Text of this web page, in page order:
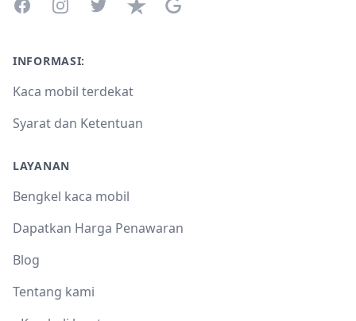
FacebookInstagramTwitterTrustpilotGoogle Business Profile
INFORMASI:
Kaca mobil terdekat
Syarat dan Ketentuan
LAYANAN
Bengkel kaca mobil
Dapatkan Harga Penawaran
Blog
Tentang kami